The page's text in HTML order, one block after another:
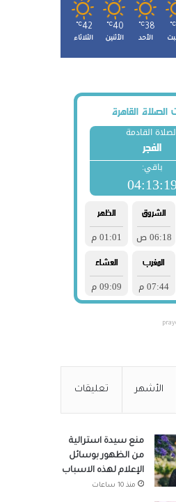
℃
38
℃
الأحد
40
℃
الأثنين
42
℃
الثلاثاء
الأشهر تعليقات
منع سيدة استرالية
من الظهور بوسائل
الإعلام لهذه الاسباب
منذ 10 ساعات